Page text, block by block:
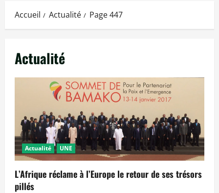
Accueil Actualité Page 447
Actualité
Actualité UNE
L’Afrique réclame à l’Europe le retour de ses trésors
pillés